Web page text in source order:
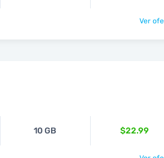
Ver
10 GB $22.99